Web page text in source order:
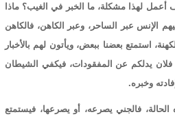
لهذا مشكلة، ما الخبر في الغيب؟ ماذا
الإنس عبر الساحر، وعبر الكاهن، فالكاهن
استمتع بعضنا ببعض، ويأتون لهم بالأخبار
فلان يدلكم عن المفقودات، فيكفي الشيطان
وخبره.
فالجني يصرعه، أو يصرعها، فيستمتع